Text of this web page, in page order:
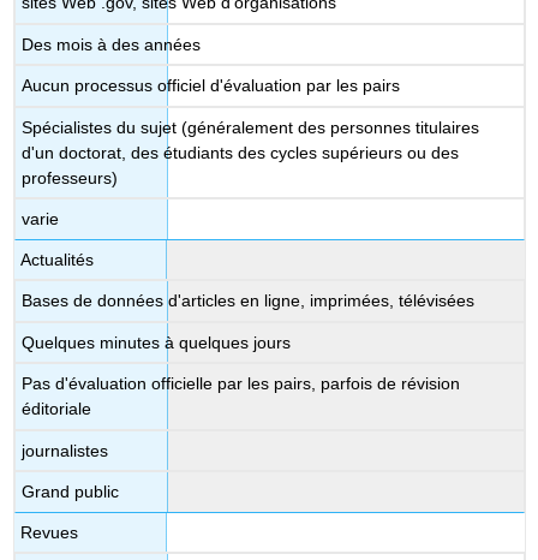
Des mois à des années
Aucun processus officiel d'évaluation par les pairs
Spécialistes du sujet (généralement des personnes titulaires
d'un doctorat, des étudiants des cycles supérieurs ou des
professeurs)
varie
Actualités
Bases de données d'articles en ligne, imprimées, télévisées
Quelques minutes à quelques jours
Pas d'évaluation officielle par les pairs, parfois de révision
éditoriale
journalistes
Grand public
Revues